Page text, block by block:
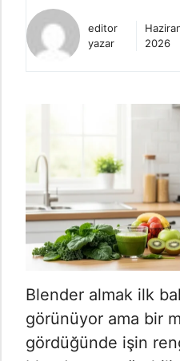
editor
yazar
2026
Blender almak ilk
görünüyor ama bir
gördüğünde işin